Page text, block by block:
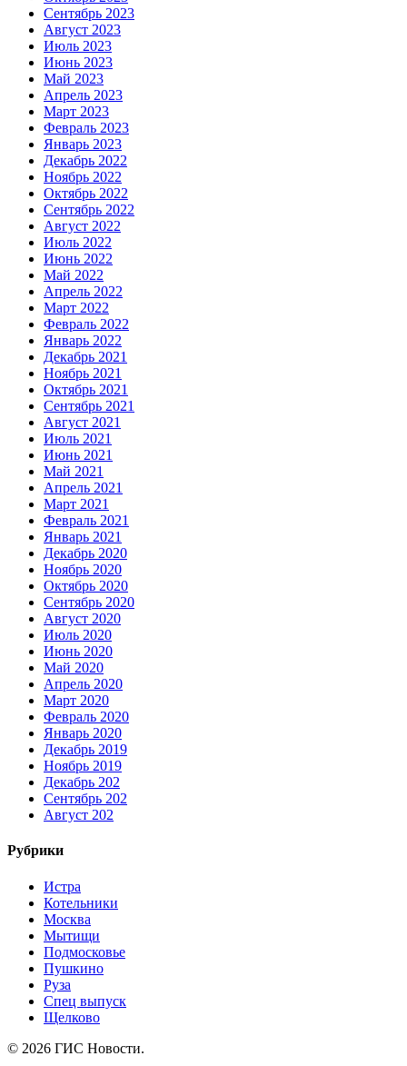
Сентябрь 2023
Август 2023
Июль 2023
Июнь 2023
Май 2023
Апрель 2023
Март 2023
Февраль 2023
Январь 2023
Декабрь 2022
Ноябрь 2022
Октябрь 2022
Сентябрь 2022
Август 2022
Июль 2022
Июнь 2022
Май 2022
Апрель 2022
Март 2022
Февраль 2022
Январь 2022
Декабрь 2021
Ноябрь 2021
Октябрь 2021
Сентябрь 2021
Август 2021
Июль 2021
Июнь 2021
Май 2021
Апрель 2021
Март 2021
Февраль 2021
Январь 2021
Декабрь 2020
Ноябрь 2020
Октябрь 2020
Сентябрь 2020
Август 2020
Июль 2020
Июнь 2020
Май 2020
Апрель 2020
Март 2020
Февраль 2020
Январь 2020
Декабрь 2019
Ноябрь 2019
Декабрь 202
Сентябрь 202
Август 202
Рубрики
Истра
Котельники
Москва
Мытищи
Подмосковье
Пушкино
Руза
Спец выпуск
Щелково
© 2026 ГИС Новости.